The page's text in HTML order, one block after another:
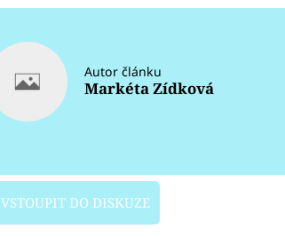
Autor článku
Markéta Zídková
VSTOUPIT DO DISKUZE